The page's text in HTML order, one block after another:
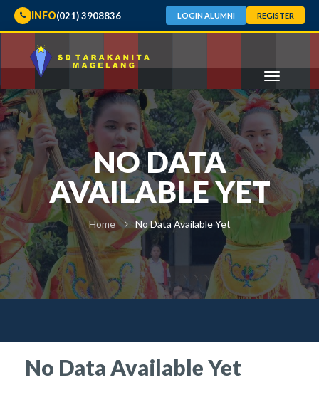
INFO(021) 3908836 LOGIN ALUMNI REGISTER
NO DATA
AVAILABLE YET
Home No Data Available Yet
No Data Available Yet